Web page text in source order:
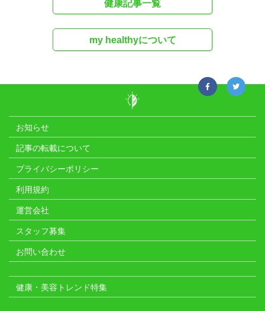
健康記事一覧
my healthyについて
お知らせ
記事の転載について
プライバシーポリシー
利用規約
運営会社
スタッフ募集
お問い合わせ
健康・美容トレンド特集